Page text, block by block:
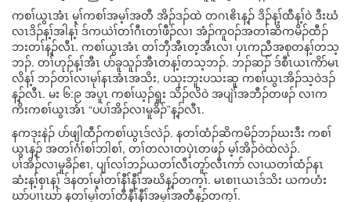
ကစၢ်ယွၤအံၤ မ့ၢ်ကစၢ်အမ့ၢ်အတီ အိၣ်ဒၣ်ထဲ တဂၤဧိၤန့ၣ် ဒိၣ်န့ၢ်ထီန့ၢ်ဝဲ ဒီးဃံ
လၤဒိၣ်န့ၢ်အါန့ၢ် ဒ်ကယဲၢ်တၢ်ဂီၤတၢ်ဖီၣ်လၢ အံၣ်ကူဝၣ်အတၢ်ဆိကမိၣ်ထီၣ်
ဘးတၢ်န့ၣ်လီၤ. ကစၢ်ယွၤအံၤ တၢ်ဘှီအီၤတ့အီၤလၢ ပှၤကညီအစုတန့ၢ်တသ့
ဘၣ်. တၢ်ဟုၣ်န့ၢ်အီၤ ပာ်ခူသူၣ်အီၤတန့ၢ်တသ့ဘၣ်. ဘၣ်ဆၣ် ဒ်စီၤယၤကိာ်မၤ
လိန့ၢ် ဘၣ်တၢ်လၢမုၢ်နၤအံၤအသိး, ပသုးဘူးပသးဆူ ကစၢ်ယွၤအိၣ်သ့ဝဲဒၣ်
န့ၣ်လီၤ. မး ၆:၉ အပူၤ ကစၢ်ယ့ၣ်ရှူး သိၣ်လိဝဲ အပျဲၢ်အဘီၣ်တဖၣ် လၢက
ကိးကစၢ်ယွၤအံၤ “ပပၢ်အိၣ်လၢမူခိၣ်”န့ၣ်လီၤ.
နကဒုးနဲၣ် ပာ်ဖျါထီၣ်ကစၢ်ယွၤဒ်လဲၣ်. နတၢ်ထံၣ်ဆိကမိၣ်ဘၣ်ဃးဒီး ကစၢ်
ယွၤန့ၣ် အတၢ်ဂံၢ်စၢ်ဘါစၢ်, တၢ်တလၢတပှဲၤတဖၣ် မ့ၢ်အိၣ်ဝဲထဲလဲၣ်.
ပၢ်အိၣ်လၢမူခိၣ်ဧၢ, ပျၢ်လၢ်ဘၣ်ယတၢ်လီၤတူာ်လီၤကာ် လၢယတၢ်ထံၣ်နၤ
ဆံးန့ၢ်စှၤန့ၢ် ဒ်နတၢ်မ့ၢ်တၢ်နီၢ်နီၢ်အဃိန့ၣ်တက့ၢ်. မၤစၢၤယၤဒ်သိး ယကဟံး
ဃာ်ပၢၤဃာ် နတၢ်မ့ၢ်တၢ်တီနီၢ်နီၢ်အမ့ၢ်အတီန့ၣ်တက့ၢ်.